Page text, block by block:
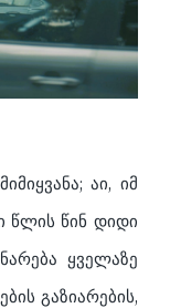
აი, იმ
წლის წინ დიდი
ყველაზე
გაზიარების,